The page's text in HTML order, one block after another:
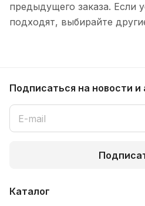
предыдущего заказа. Если
подходят, выбирайте
Подписаться на новости и
Каталог